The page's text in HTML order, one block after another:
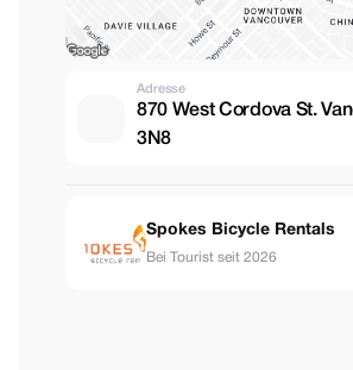
Adresse
870 West Cordova St.
3N8
Spokes Bicycle Rentals
Bei Tourist seit 2026